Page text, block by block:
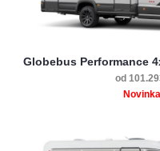
Globebus Performance
od